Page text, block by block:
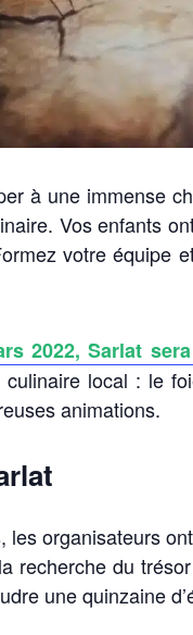
à une immense
Vos enfants
votre équipe
2022, Sarlat
local : le
animations.
les organisateurs
recherche du
une quinzaine